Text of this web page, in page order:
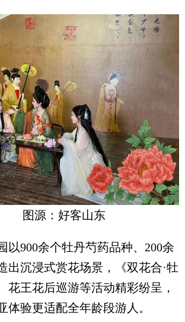
图源：好客山东
900余个牡丹芍药品种、200余
出沉浸式赏花场景，《双花合·牡
花王花后巡游等活动精彩纷呈，
体验更适配全年龄段游人。